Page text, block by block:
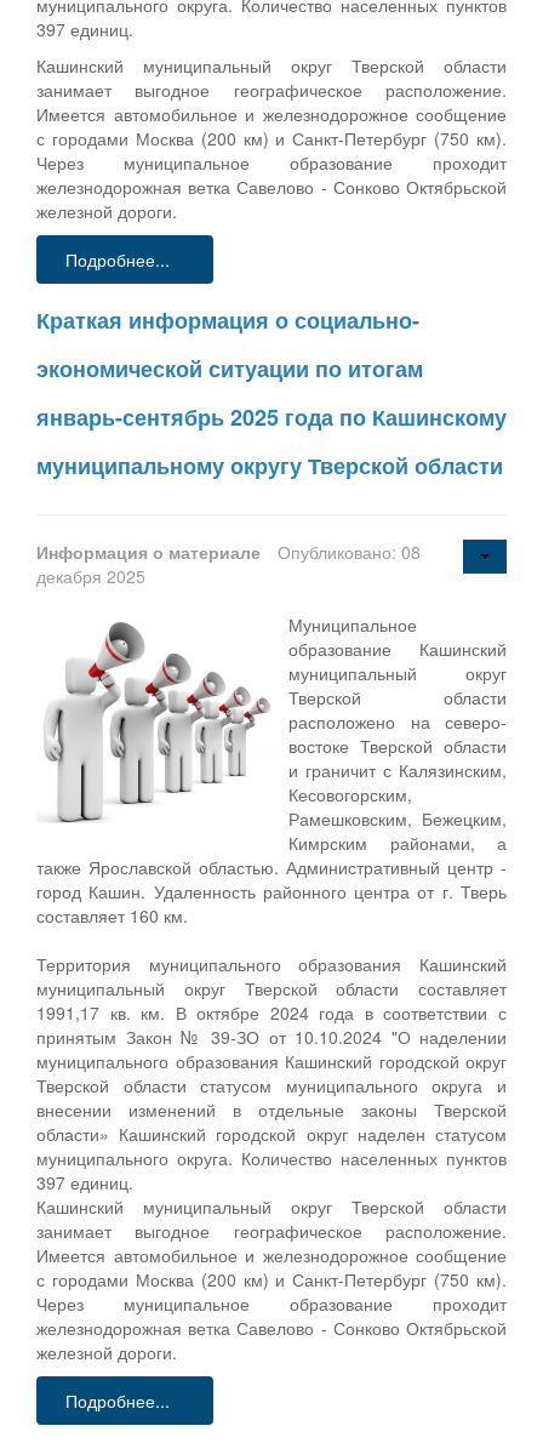
397 единиц.
Кашинский муниципальный округ Тверской области
занимает выгодное географическое расположение.
Имеется автомобильное и железнодорожное сообщение
с городами Москва (200 км) и Санкт-Петербург (750 км).
Через муниципальное образование проходит
железнодорожная ветка Савелово - Сонково Октябрьской
железной дороги.
Подробнее...
Краткая информация о социально-
экономической ситуации по итогам
январь-сентябрь 2025 года по Кашинскому
муниципальному округу Тверской области
Информация о материале
Опубликовано: 08
декабря 2025
Муниципальное
образование Кашинский
муниципальный округ
Тверской области
расположено на северо-
востоке Тверской области
и граничит с Калязинским,
Кесовогорским,
Рамешковским, Бежецким,
Кимрским районами, а
также Ярославской областью. Административный центр -
город Кашин. Удаленность районного центра от г. Тверь
составляет 160 км.
Территория муниципального образования Кашинский
муниципальный округ Тверской области составляет
1991,17 кв. км. В октябре 2024 года в соответствии с
принятым Закон № 39-ЗО от 10.10.2024 "О наделении
муниципального образования Кашинский городской округ
Тверской области статусом муниципального округа и
внесении изменений в отдельные законы Тверской
области» Кашинский городской округ наделен статусом
муниципального округа. Количество населенных пунктов
397 единиц.
Кашинский муниципальный округ Тверской области
занимает выгодное географическое расположение.
Имеется автомобильное и железнодорожное сообщение
с городами Москва (200 км) и Санкт-Петербург (750 км).
Через муниципальное образование проходит
железнодорожная ветка Савелово - Сонково Октябрьской
железной дороги.
Подробнее...